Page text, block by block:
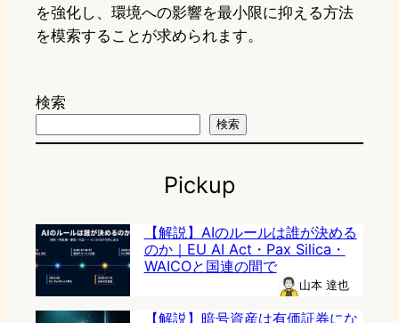
を強化し、環境への影響を最小限に抑える方法
を模索することが求められます。
検索
検索
Pickup
【解説】AIのルールは誰が決める
のか｜EU AI Act・Pax Silica・
WAICOと国連の間で
山本 達也
【解説】暗号資産は有価証券にな